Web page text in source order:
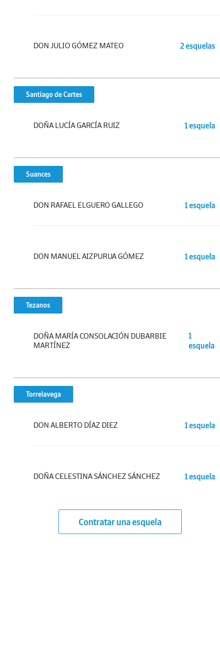
DON JULIO GÓMEZ MATEO 2 esquelas
Santiago de Cartes
DOÑA LUCÍA GARCÍA RUIZ 1 esquela
Suances
DON RAFAEL ELGUERO GALLEGO 1 esquela
DON MANUEL AIZPURUA GÓMEZ 1 esquela
Tezanos
DOÑA MARÍA CONSOLACIÓN DUBARBIE
MARTÍNEZ
1
esquela
Torrelavega
DON ALBERTO DÍAZ DIEZ 1 esquela
DOÑA CELESTINA SÁNCHEZ SÁNCHEZ 1 esquela
Contratar una esquela